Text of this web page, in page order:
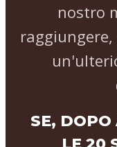
nostro
SE,